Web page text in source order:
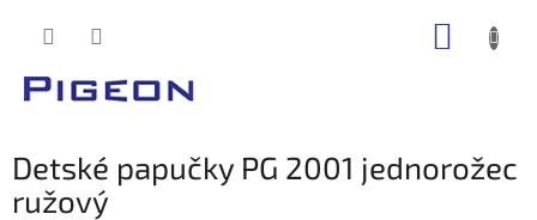
Detské papučky PG 2001 jednorožec
ružový